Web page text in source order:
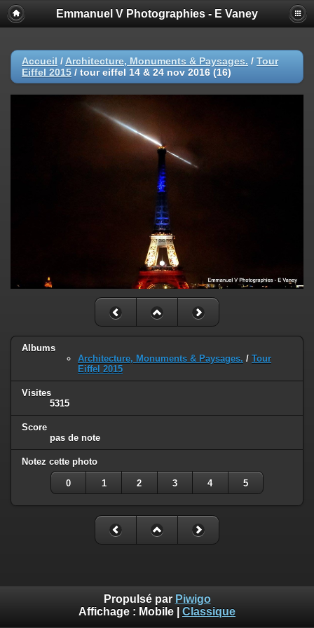
Emmanuel V Photographies - E Vaney
Accueil / Architecture, Monuments & Paysages. / Tour
Eiffel 2015 / tour eiffel 14 & 24 nov 2016 (16)
Albums
Architecture, Monuments & Paysages. / Tour
Eiffel 2015
Visites
5315
Score
pas de note
Notez cette photo
0 1 2 3 4 5
Propulsé par Piwigo
Affichage : Mobile Classique